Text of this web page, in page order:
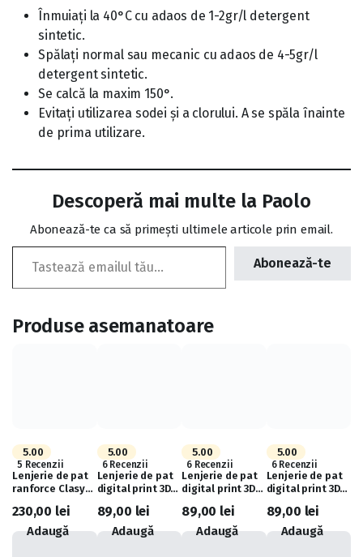
Înmuiați la 40°C cu adaos de 1-2gr/l detergent
sintetic.
Spălați normal sau mecanic cu adaos de 4-5gr/l
detergent sintetic.
Se calcă la maxim 150°.
Evitați utilizarea sodei și a clorului. A se spăla înainte
de prima utilizare.
Descoperă mai multe la Paolo
Abonează-te ca să primești ultimele articole prin email.
Tastează emailul tău...
Abonează-te
Produse asemanatoare
5.00
5 Recenzii
Lenjerie de pat
ranforce Clasy
V1)
230,00 lei
Adaugă
5.00
6 Recenzii
Lenjerie de pat
digital print 3D
FLOWERS)
89,00 lei
Adaugă
5.00
6 Recenzii
Lenjerie de pat
digital print 3D
89,00 lei
Adaugă
5.00
6 Recenzii
Lenjerie de pat
digital print 3D
89,00 lei
Adaugă